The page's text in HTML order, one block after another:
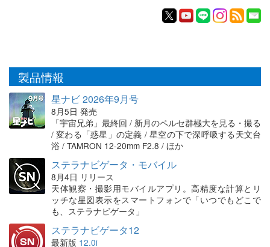
製品情報
星ナビ 2026年9月号
8月5日 発売
「宇宙兄弟」最終回 / 新月のペルセ群極大を見る・撮る
/ 変わる「惑星」の定義 / 星空の下で深呼吸する天文台
浴 / TAMRON 12-20mm F2.8 / ほか
ステラナビゲータ・モバイル
8月4日 リリース
天体観察・撮影用モバイルアプリ。高精度な計算とリ
ッチな星図表示をスマートフォンで「いつでもどこで
も、ステラナビゲータ」
ステラナビゲータ12
最新版 12.0i